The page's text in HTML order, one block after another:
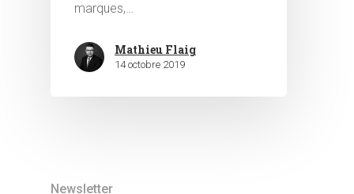
marques,…
Mathieu Flaig
14 octobre 2019
Newsletter